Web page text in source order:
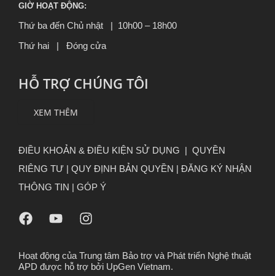
GIỜ HOẠT ĐỘNG:
Thứ ba đến Chủ nhật | 10h00 – 18h00
Thứ hai | Đóng cửa
HỖ TRỢ CHÚNG TÔI
XEM THÊM
ĐIỀU KHOẢN & ĐIỀU KIỆN SỬ DỤNG | QUYỀN
RIÊNG TƯ | QUY ĐỊNH BẢN QUYỀN | ĐĂNG KÝ NHẬN
THÔNG TIN | GÓP Ý
Hoạt động của Trung tâm Bảo trợ và Phát triển Nghệ thuật
APD được hỗ trợ bởi UpGen Vietnam.